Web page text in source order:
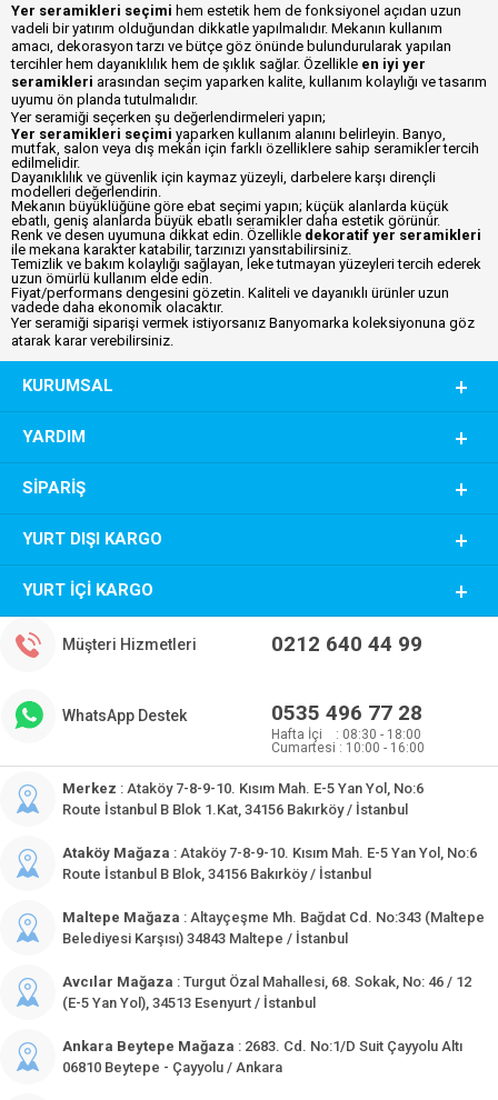
Yer seramikleri seçimi hem estetik hem de fonksiyonel açıdan uzun
vadeli bir yatırım olduğundan dikkatle yapılmalıdır. Mekanın kullanım
amacı, dekorasyon tarzı ve bütçe göz önünde bulundurularak yapılan
tercihler hem dayanıklılık hem de şıklık sağlar. Özellikle en iyi yer
seramikleri arasından seçim yaparken kalite, kullanım kolaylığı ve tasarım
uyumu ön planda tutulmalıdır.
Yer seramiği seçerken şu değerlendirmeleri yapın;
Yer seramikleri seçimi yaparken kullanım alanını belirleyin. Banyo,
mutfak, salon veya dış mekân için farklı özelliklere sahip seramikler tercih
edilmelidir.
Dayanıklılık ve güvenlik için kaymaz yüzeyli, darbelere karşı dirençli
modelleri değerlendirin.
Mekanın büyüklüğüne göre ebat seçimi yapın; küçük alanlarda küçük
ebatlı, geniş alanlarda büyük ebatlı seramikler daha estetik görünür.
Renk ve desen uyumuna dikkat edin. Özellikle dekoratif yer seramikleri
ile mekana karakter katabilir, tarzınızı yansıtabilirsiniz.
Temizlik ve bakım kolaylığı sağlayan, leke tutmayan yüzeyleri tercih ederek
uzun ömürlü kullanım elde edin.
Fiyat/performans dengesini gözetin. Kaliteli ve dayanıklı ürünler uzun
vadede daha ekonomik olacaktır.
Yer seramiği siparişi vermek istiyorsanız Banyomarka koleksiyonuna göz
atarak karar verebilirsiniz.
KURUMSAL
YARDIM
SIPARIŞ
YURT DIŞI KARGO
YURT İÇI KARGO
Müşteri Hizmetleri 0212 640 44 99
WhatsApp Destek 0535 496 77 28
Hafta İçi : 08:30 - 18:00
Cumartesi : 10:00 - 16:00
Merkez : Ataköy 7-8-9-10. Kısım Mah. E-5 Yan Yol, No:6
Route İstanbul B Blok 1.Kat, 34156 Bakırköy / İstanbul
Ataköy Mağaza : Ataköy 7-8-9-10. Kısım Mah. E-5 Yan Yol, No:6
Route İstanbul B Blok, 34156 Bakırköy / İstanbul
Maltepe Mağaza : Altayçeşme Mh. Bağdat Cd. No:343 (Maltepe
Belediyesi Karşısı) 34843 Maltepe / İstanbul
Avcılar Mağaza : Turgut Özal Mahallesi, 68. Sokak, No: 46 / 12
(E-5 Yan Yol), 34513 Esenyurt / İstanbul
Ankara Beytepe Mağaza : 2683. Cd. No:1/D Suit Çayyolu Altı
06810 Beytepe - Çayyolu / Ankara